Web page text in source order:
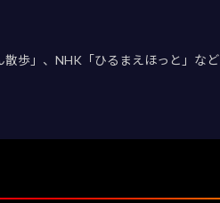
歩」、NHK「ひるまえほっと」など